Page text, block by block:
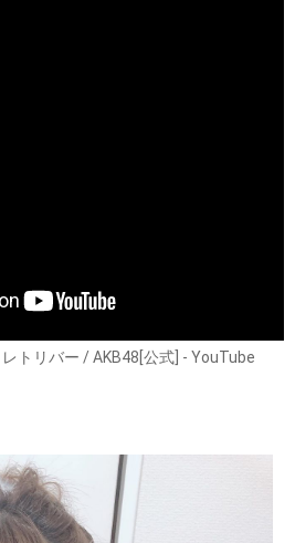
トリバー / AKB48[公式] - YouTube